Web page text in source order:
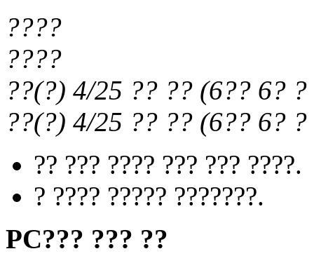
????
????
??(?) 4/25 ?? ?? (6?? 6?
??(?) 4/25 ?? ?? (6?? 6?
?? ??? ???? ??? ??? ????.
? ???? ????? ???????.
PC??? ??? ??